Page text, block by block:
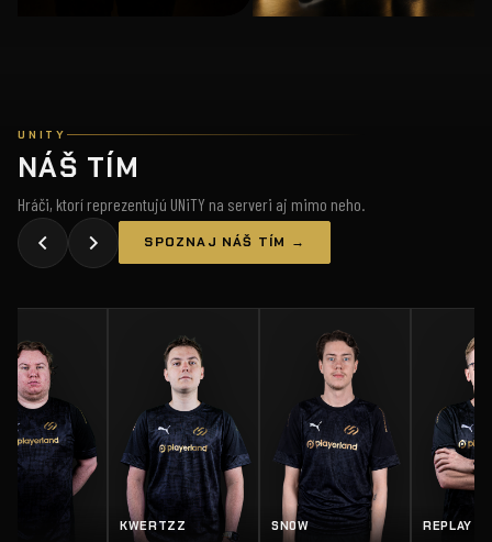
UNITY
NÁŠ TÍM
Hráči, ktorí reprezentujú UNiTY na serveri aj mimo neho.
SPOZNAJ NÁŠ TÍM →
SN0W REPLAY SALTY